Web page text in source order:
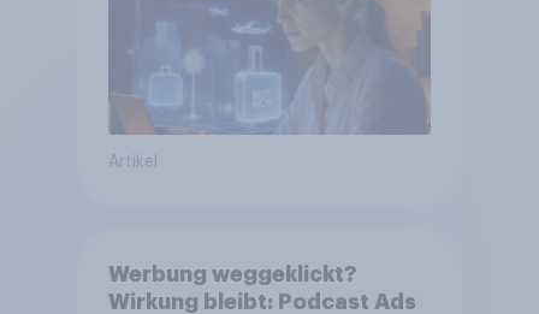
Artikel
Werbung weggeklickt?
Wirkung bleibt: Podcast Ads